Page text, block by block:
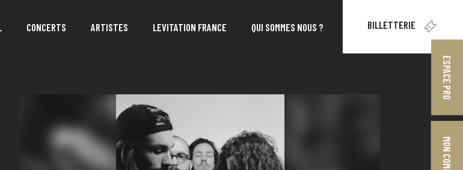
CONCERTS ARTISTES LEVITATION FRANCE QUI SOMMES NOUS ? BILLETTERIE
ESPACE PRO
MON COMPTE